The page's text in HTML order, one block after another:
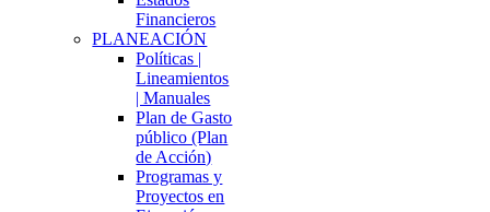
Financieros
PLANEACIÓN
Políticas |
Lineamientos
| Manuales
Plan de Gasto
público (Plan
de Acción)
Programas y
Proyectos en